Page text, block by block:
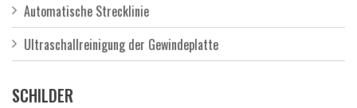
Automatische Strecklinie
Ultraschallreinigung der Gewindeplatte
SCHILDER